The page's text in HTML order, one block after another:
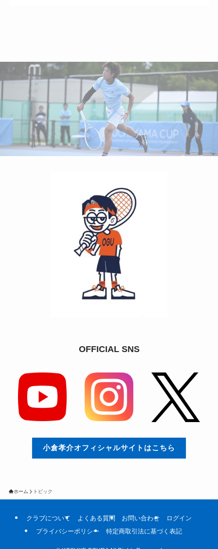
OFFICIAL SNS
小倉孝介オフィシャルサイトはこちら
ホーム トピック
クラブについて よくある質問 お問い合わせ
ログイン
プライバシーポリシー
特定商取引法に基づく表記